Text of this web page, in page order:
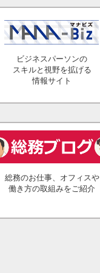
ビジネスパーソンの
スキルと視野を拡げる
情報サイト
総務のお仕事、オフィスや
働き方の取組みをご紹介